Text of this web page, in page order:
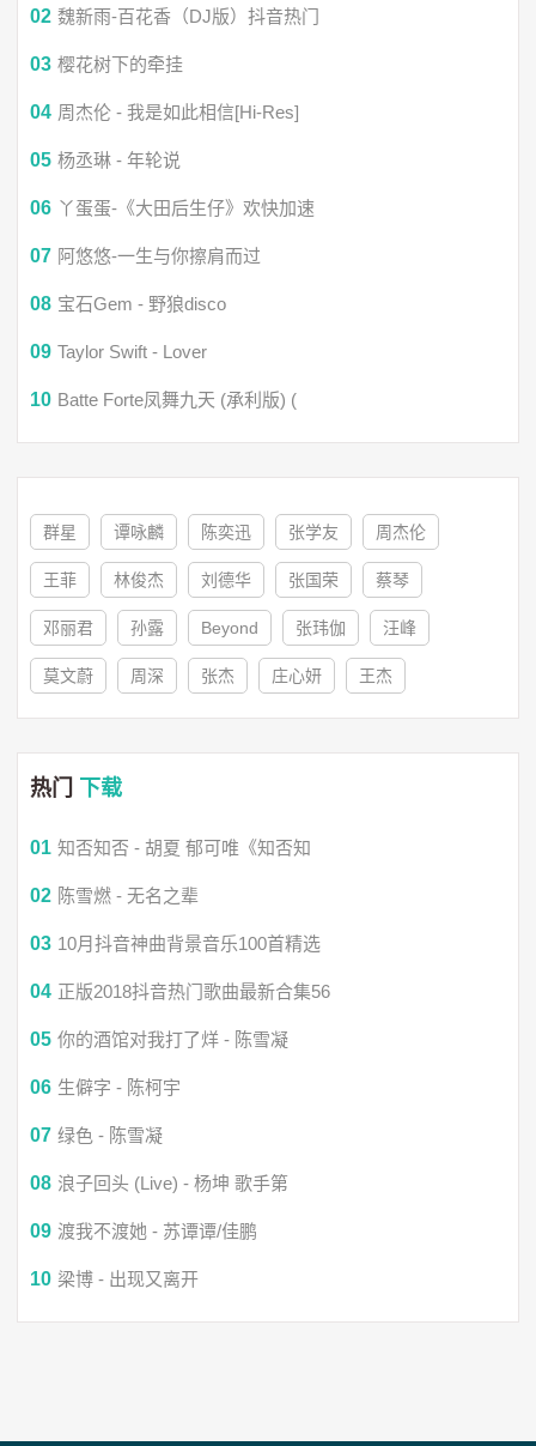
我们不必再迁就 忘了你也忘了我
这样彼此不会亏欠得太多
这次就不再挽留 你放手我也放手
至少回忆还能装作相爱过
02 魏新雨-百花香（DJ版）抖音热门
03 樱花树下的牵挂
04 周杰伦 - 我是如此相信[Hi-Res]
05 杨丞琳 - 年轮说
06 丫蛋蛋-《大田后生仔》欢快加速
07 阿悠悠-一生与你擦肩而过
08 宝石Gem - 野狼disco
09 Taylor Swift - Lover
10 Batte Forte凤舞九天 (承利版) (
群星 谭咏麟 陈奕迅 张学友 周杰伦
王菲 林俊杰 刘德华 张国荣 蔡琴
邓丽君 孙露 Beyond 张玮伽 汪峰
莫文蔚 周深 张杰 庄心妍 王杰
热门 下载
01 知否知否 - 胡夏 郁可唯《知否知
02 陈雪燃 - 无名之辈
03 10月抖音神曲背景音乐100首精选
04 正版2018抖音热门歌曲最新合集56
05 你的酒馆对我打了烊 - 陈雪凝
06 生僻字 - 陈柯宇
07 绿色 - 陈雪凝
08 浪子回头 (Live) - 杨坤 歌手第
09 渡我不渡她 - 苏谭谭/佳鹏
10 梁博 - 出现又离开